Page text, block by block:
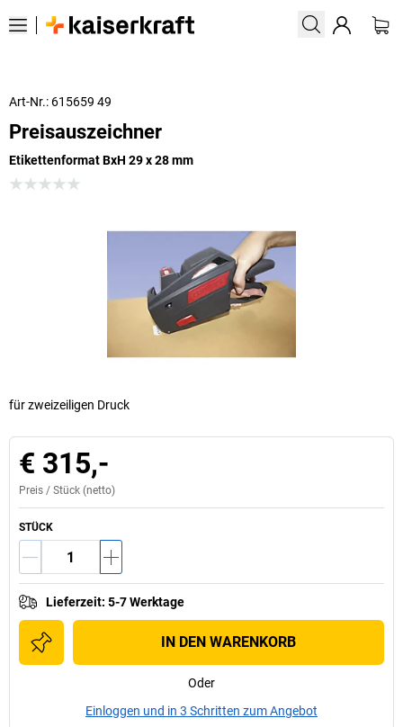
Art-Nr.: 615659 49
Preisauszeichner
Etikettenformat BxH 29 x 28 mm
für zweizeiligen Druck
€ 315,-
Preis / Stück (netto)
STÜCK
Lieferzeit: 5-7 Werktage
IN DEN WARENKORB
Oder
Einloggen und in 3 Schritten zum Angebot